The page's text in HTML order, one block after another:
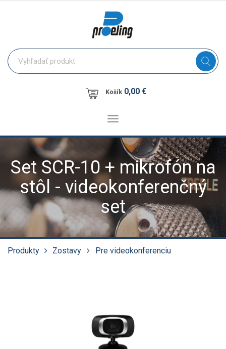
Košík 0,00 €
Toggle
Set SCR-10 + mikrofón na
stôl - videokonferenčný
set
Produkty Zostavy Pre videokonferenciu